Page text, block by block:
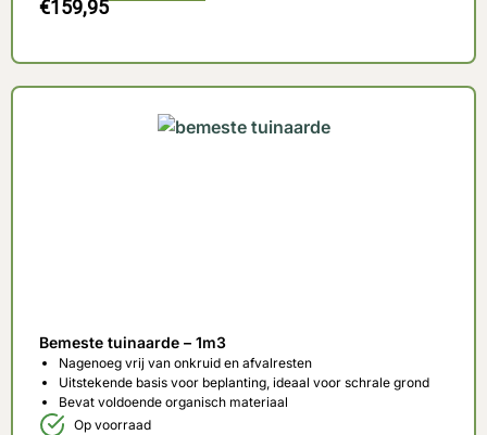
€159,95
Bemeste tuinaarde – 1m3
Nagenoeg vrij van onkruid en afvalresten
Uitstekende basis voor beplanting, ideaal voor schrale grond
Bevat voldoende organisch materiaal
Op voorraad